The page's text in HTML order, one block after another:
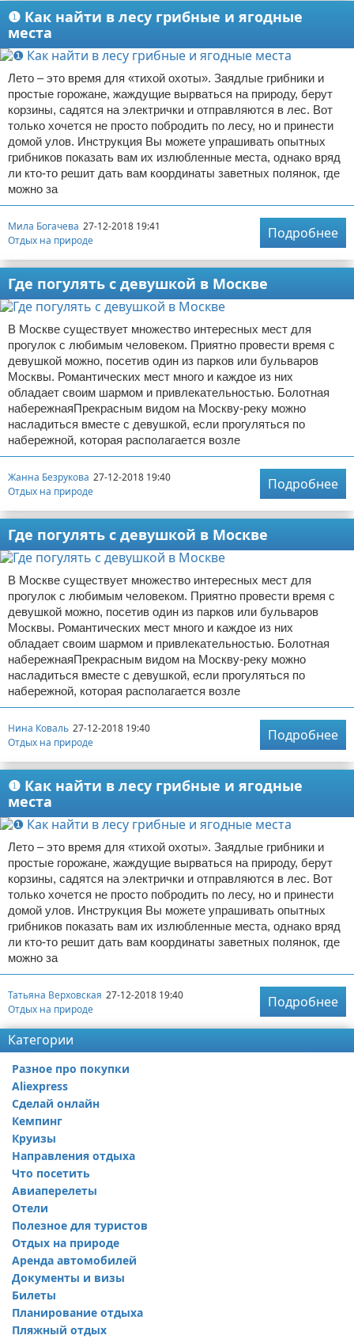
❶ Как найти в лесу грибные и ягодные
места
Лето – это время для «тихой охоты». Заядлые грибники и
простые горожане, жаждущие вырваться на природу, берут
корзины, садятся на электрички и отправляются в лес. Вот
только хочется не просто побродить по лесу, но и принести
домой улов. Инструкция Вы можете упрашивать опытных
грибников показать вам их излюбленные места, однако вряд
ли кто-то решит дать вам координаты заветных полянок, где
можно за
Мила Богачева 27-12-2018 19:41
Отдых на природе
Подробнее
Где погулять с девушкой в Москве
В Москве существует множество интересных мест для
прогулок с любимым человеком. Приятно провести время с
девушкой можно, посетив один из парков или бульваров
Москвы. Романтических мест много и каждое из них
обладает своим шармом и привлекательностью. Болотная
набережнаяПрекрасным видом на Москву-реку можно
насладиться вместе с девушкой, если прогуляться по
набережной, которая располагается возле
Жанна Безрукова 27-12-2018 19:40
Отдых на природе
Подробнее
Где погулять с девушкой в Москве
В Москве существует множество интересных мест для
прогулок с любимым человеком. Приятно провести время с
девушкой можно, посетив один из парков или бульваров
Москвы. Романтических мест много и каждое из них
обладает своим шармом и привлекательностью. Болотная
набережнаяПрекрасным видом на Москву-реку можно
насладиться вместе с девушкой, если прогуляться по
набережной, которая располагается возле
Нина Коваль 27-12-2018 19:40
Отдых на природе
Подробнее
❶ Как найти в лесу грибные и ягодные
места
Лето – это время для «тихой охоты». Заядлые грибники и
простые горожане, жаждущие вырваться на природу, берут
корзины, садятся на электрички и отправляются в лес. Вот
только хочется не просто побродить по лесу, но и принести
домой улов. Инструкция Вы можете упрашивать опытных
грибников показать вам их излюбленные места, однако вряд
ли кто-то решит дать вам координаты заветных полянок, где
можно за
Татьяна Верховская 27-12-2018 19:40
Отдых на природе
Подробнее
Категории
Разное про покупки
Aliexpress
Сделай онлайн
Кемпинг
Круизы
Направления отдыха
Что посетить
Авиаперелеты
Отели
Полезное для туристов
Отдых на природе
Аренда автомобилей
Документы и визы
Билеты
Планирование отдыха
Пляжный отдых